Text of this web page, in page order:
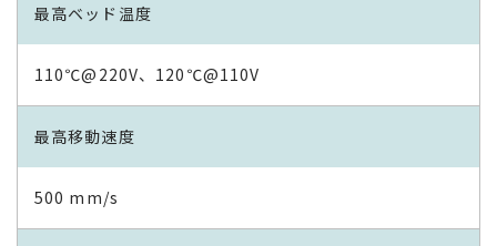
最高ベッド温度
110℃@220V、120℃@110V
最高移動速度
500 mm/s